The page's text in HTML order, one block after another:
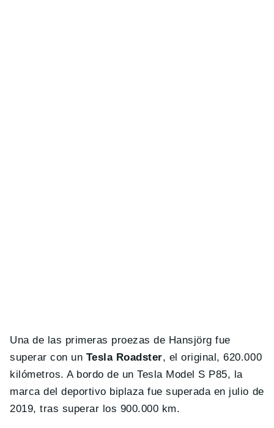
Una de las primeras proezas de Hansjörg fue
superar con un Tesla Roadster, el original, 620.000
kilómetros. A bordo de un Tesla Model S P85, la
marca del deportivo biplaza fue superada en julio de
2019, tras superar los 900.000 km.